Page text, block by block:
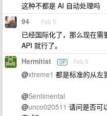
这种不都是 AI 自动处理吗
94 Feb 5
已经国际化了，那么现在
API 就行了。
Hermitist OP Feb 5
@xtreme1 都是标准的从左
@Sentimental
@unco020511 请问是否可